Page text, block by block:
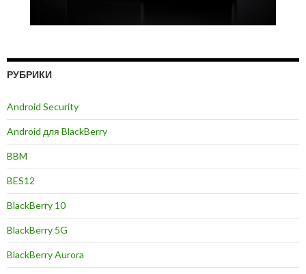
РУБРИКИ
Android Security
Android для BlackBerry
BBM
BES12
BlackBerry 10
BlackBerry 5G
BlackBerry Aurora